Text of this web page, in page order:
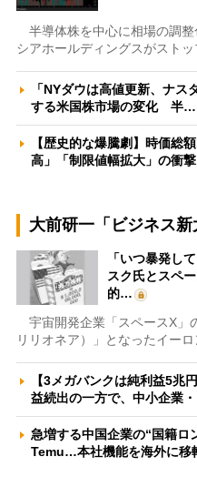
半導体株を中心に相場の調整
シアホールディングスがスト
「NYダウは高値更新、ナ
する米国株市場の変化 半…
【歴史的な爆騰劇】時価総
高」「制限値幅拡大」の
大前研一「ビジネス
「いつ暴発し
スク氏とスペ
的…
宇宙開発企業「スペースX」
リリオネア）」となったイー
【3メガバンクは純利益5兆
益続出の一方で、中小企業
急増する中国企業の“国籍
Temu…本社機能を海外に移